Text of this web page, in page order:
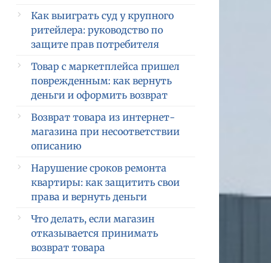
Как выиграть суд у крупного
ритейлера: руководство по
защите прав потребителя
Товар с маркетплейса пришел
поврежденным: как вернуть
деньги и оформить возврат
Возврат товара из интернет-
магазина при несоответствии
описанию
Нарушение сроков ремонта
квартиры: как защитить свои
права и вернуть деньги
Что делать, если магазин
отказывается принимать
возврат товара